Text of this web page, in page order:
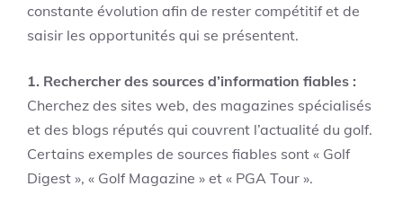
constante évolution afin de rester compétitif et de
saisir les opportunités qui se présentent.
1. Rechercher des sources d’information fiables :
Cherchez des sites web, des magazines spécialisés
et des blogs réputés qui couvrent l’actualité du golf.
Certains exemples de sources fiables sont « Golf
Digest », « Golf Magazine » et « PGA Tour ».